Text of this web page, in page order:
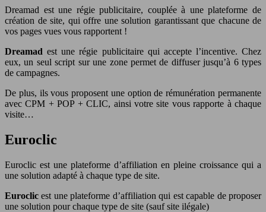
Dreamad est une régie publicitaire, couplée à une plateforme de
création de site, qui offre une solution garantissant que chacune de
vos pages vues vous rapportent !
Dreamad est une régie publicitaire qui accepte l’incentive. Chez
eux, un seul script sur une zone permet de diffuser jusqu’à 6 types
de campagnes.
De plus, ils vous proposent une option de rémunération permanente
avec CPM + POP + CLIC, ainsi votre site vous rapporte à chaque
visite…
Euroclic
Euroclic est une plateforme d’affiliation en pleine croissance qui a
une solution adapté à chaque type de site.
Euroclic est une plateforme d’affiliation qui est capable de proposer
une solution pour chaque type de site (sauf site ilégale)